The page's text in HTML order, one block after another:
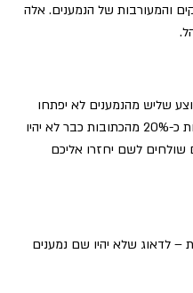
והמעורבות של הנמענים. אלה
שליש מהנמענים לא יפתחו
מיילים שאתם שולחים, ובממוצע לפחות כ-20% מהכתובות כבר לא יהיו
שולחים לשם יחזרו אליכם
– לדאוג שלא יהיו שם נמענים